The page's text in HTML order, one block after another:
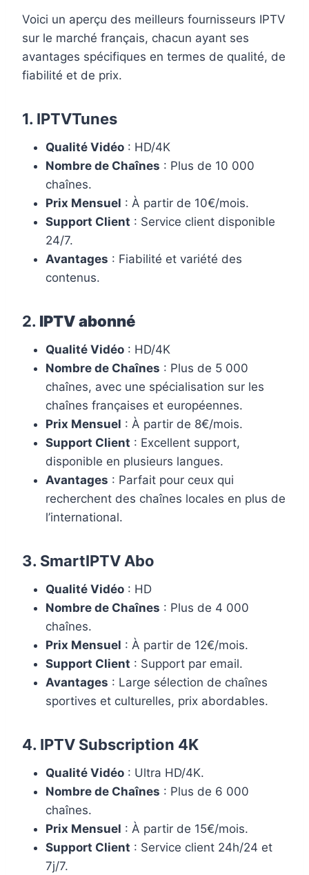
Voici un aperçu des meilleurs fournisseurs IPTV
sur le marché français, chacun ayant ses
avantages spécifiques en termes de qualité, de
fiabilité et de prix.
1. IPTVTunes
Qualité Vidéo : HD/4K
Nombre de Chaînes : Plus de 10 000
chaînes.
Prix Mensuel : À partir de 10€/mois.
Support Client : Service client disponible
24/7.
Avantages : Fiabilité et variété des
contenus.
2. IPTV abonné
Qualité Vidéo : HD/4K
Nombre de Chaînes : Plus de 5 000
chaînes, avec une spécialisation sur les
chaînes françaises et européennes.
Prix Mensuel : À partir de 8€/mois.
Support Client : Excellent support,
disponible en plusieurs langues.
Avantages : Parfait pour ceux qui
recherchent des chaînes locales en plus de
l’international.
3. SmartIPTV Abo
Qualité Vidéo : HD
Nombre de Chaînes : Plus de 4 000
chaînes.
Prix Mensuel : À partir de 12€/mois.
Support Client : Support par email.
Avantages : Large sélection de chaînes
sportives et culturelles, prix abordables.
4. IPTV Subscription 4K
Qualité Vidéo : Ultra HD/4K.
Nombre de Chaînes : Plus de 6 000
chaînes.
Prix Mensuel : À partir de 15€/mois.
Support Client : Service client 24h/24 et
7j/7.